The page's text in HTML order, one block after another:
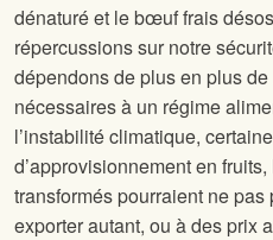
dénaturé et le bœuf frais
répercussions sur notre
dépendons de plus en plus
nécessaires à un régime
l’instabilité climatique,
d’approvisionnement en
transformés pourraient ne
exporter autant, ou à des prix